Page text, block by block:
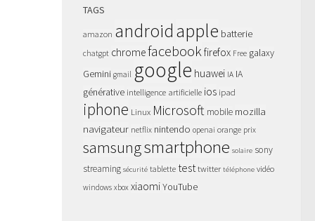
TAGS
amazon androidapple batterie
chatgpt chromefacebookfirefox Free galaxy
Gemini gmail google huawei IA IA
générative intelligence artificielle ios ipad
iphone Linux Microsoft mobile mozilla
navigateur netflix nintendo openai orange prix
samsungsmartphone solaire sony
streaming sécurité tablette testtwitter téléphone vidéo
windows xbox xiaomiYouTube